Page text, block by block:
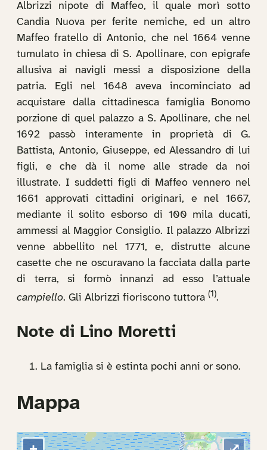
Albrizzi nipote di Maffeo, il quale morì sotto
Candia Nuova per ferite nemiche, ed un altro
Maffeo fratello di Antonio, che nel 1664 venne
tumulato in chiesa di S. Apollinare, con epigrafe
allusiva ai navigli messi a disposizione della
patria. Egli nel 1648 aveva incominciato ad
acquistare dalla cittadinesca famiglia Bonomo
porzione di quel palazzo a S. Apollinare, che nel
1692 passò interamente in proprietà di G.
Battista, Antonio, Giuseppe, ed Alessandro di lui
figli, e che dà il nome alle strade da noi
illustrate. I suddetti figli di Maffeo vennero nel
1661 approvati cittadini originari, e nel 1667,
mediante il solito esborso di 100 mila ducati,
ammessi al Maggior Consiglio. Il palazzo Albrizzi
venne abbellito nel 1771, e, distrutte alcune
casette che ne oscuravano la facciata dalla parte
di terra, si formò innanzi ad esso l’attuale
campiello. Gli Albrizzi fioriscono tuttora (1).
Note di Lino Moretti
La famiglia si è estinta pochi anni or sono.
Mappa